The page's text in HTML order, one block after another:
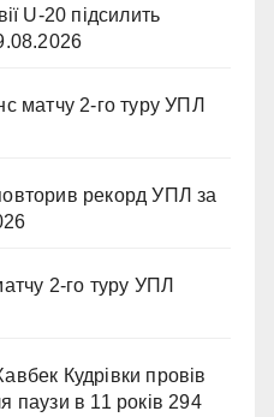
U-20 підсилить
матчу 2-го туру УПЛ
рекорд УПЛ за
2-го туру УПЛ
Кудрівки провів
паузи в 11 років 294